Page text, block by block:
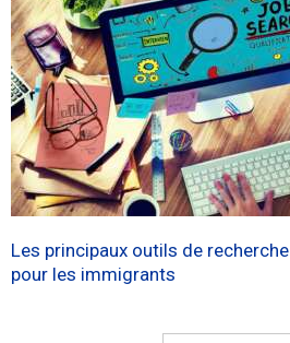
Les principaux outils de
pour les immigrants